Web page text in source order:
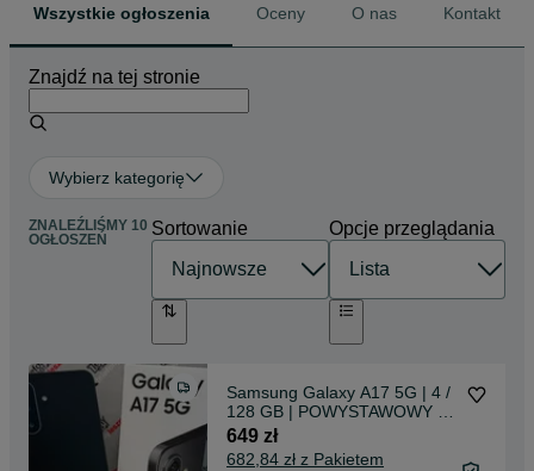
Wszystkie ogłoszenia Oceny O nas Kontakt
Znajdź na tej stronie
Wybierz kategorię
ZNALEŹLIŚMY 10
OGŁOSZEŃ
Sortowanie Opcje przeglądania
Samsung Galaxy A17 5G | 4 /
128 GB | POWYSTAWOWY |
SZKŁO GRATIS | kilka sztuk
649 zł
682,84 zł z Pakietem